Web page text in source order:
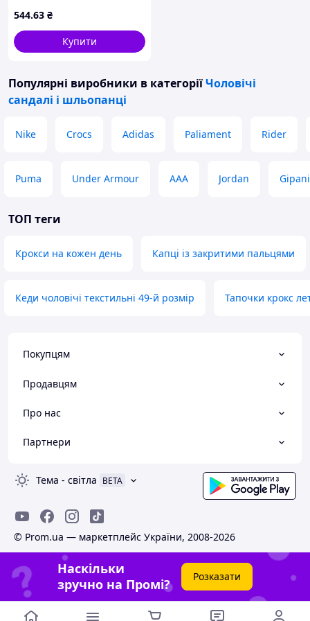
шльопанців і закінчуючи зимовими
Пишіть, телефонуйте, відповім на всі
питання.
544.63 ₴
Купити
Популярні виробники в категоріїЧоловічі
сандалі і шльопанці
Nike Crocs Adidas Paliament Rider
Puma Under Armour ААА Jordan
ТОП теги
Крокси на кожен день Капці із закритими пальцями
Кеди чоловічі текстильні 49-й розмір Тапочки крокс
Покупцям
Продавцям
Про нас
Партнери
Тема - світла BETA
© Prom.ua — маркетплейс України, 2008-2026
Наскільки
зручно на Промі?
Розказати